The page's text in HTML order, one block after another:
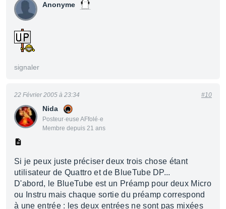
Anonyme
signaler
Nida
Posteur·euse AFfolé·e
Membre depuis 21 ans
22 Février 2005 à 23:34 #10
Si je peux juste préciser deux trois chose étant
utilisateur de Quattro et de BlueTube DP...
D'abord, le BlueTube est un Préamp pour deux Micro
ou Instru mais chaque sortie du préamp correspond
à une entrée : les deux entrées ne sont pas mixées